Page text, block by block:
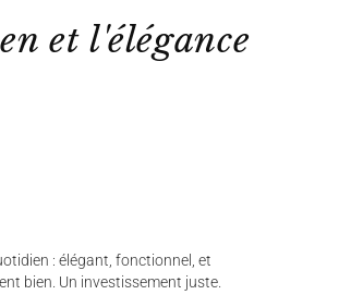
et l'élégance
: élégant, fonctionnel, et
bien. Un investissement juste.